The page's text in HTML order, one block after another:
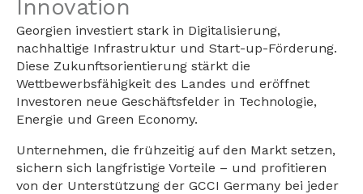
Innovation
Georgien investiert stark in Digitalisierung,
nachhaltige Infrastruktur und Start-up-Förderung.
Diese Zukunftsorientierung stärkt die
Wettbewerbsfähigkeit des Landes und eröffnet
Investoren neue Geschäftsfelder in Technologie,
Energie und Green Economy.
Unternehmen, die frühzeitig auf den Markt setzen,
sichern sich langfristige Vorteile – und profitieren
von der Unterstützung der GCCI Germany bei jeder